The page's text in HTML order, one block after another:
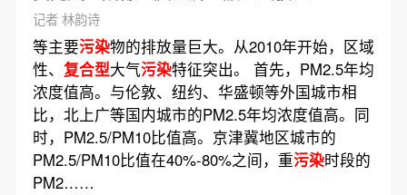
记者 林韵诗
等主要污染物的排放量巨大。从2010年开始，区域
性、 复合型大气污染特征突出。 首先，PM2.5年均
浓度值高。与伦敦、纽约、华盛顿等外国城市相
比，北上广等国内城市的PM2.5年均浓度值高。同
时，PM2.5/PM10比值高。京津冀地区城市的
PM2.5/PM10比值在40%-80%之间，重污染时段的
PM2……